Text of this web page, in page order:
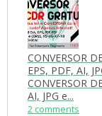
CONVERSOR
EPS, PDF, AI,
CONVERSOR
AI, JPG e...
2 comments